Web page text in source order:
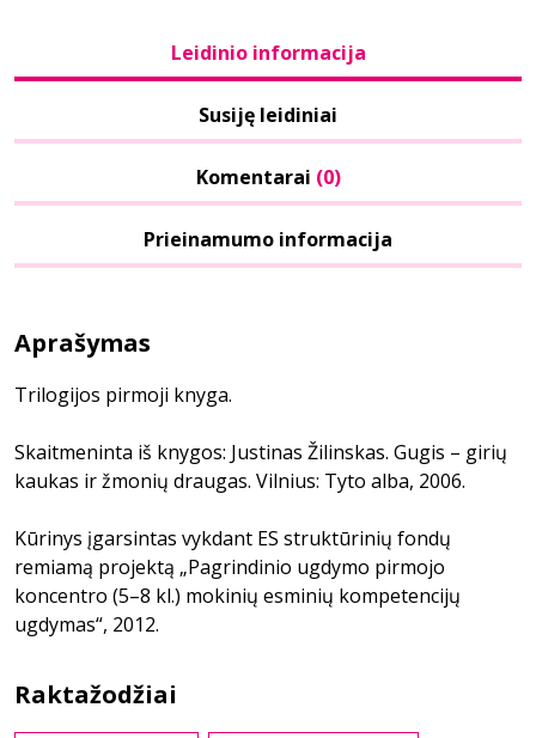
Leidinio informacija
Susiję leidiniai
Komentarai (0)
Prieinamumo informacija
Aprašymas
Trilogijos pirmoji knyga.
Skaitmeninta iš knygos: Justinas Žilinskas. Gugis – girių
kaukas ir žmonių draugas. Vilnius: Tyto alba, 2006.
Kūrinys įgarsintas vykdant ES struktūrinių fondų
remiamą projektą „Pagrindinio ugdymo pirmojo
koncentro (5–8 kl.) mokinių esminių kompetencijų
ugdymas“, 2012.
Raktažodžiai